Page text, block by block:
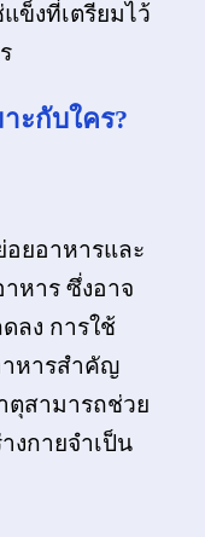
ข็งที่เตรียมไว้
าะกับใคร?
อยอาหารและ
หาร ซึ่งอาจ
ลง การใช้
หารสำคัญ
ตุสามารถช่วย
งกายจำเป็น